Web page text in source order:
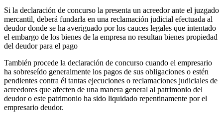
Si la declaración de concurso la presenta un acreedor ante el juzgado
mercantil, deberá fundarla en una reclamación judicial efectuada al
deudor donde se ha averiguado por los cauces legales que intentado
el embargo de los bienes de la empresa no resultan bienes propiedad
del deudor para el pago
También procede la declaración de concurso cuando el empresario
ha sobreseído generalmente los pagos de sus obligaciones o estén
pendientes contra él tantas ejecuciones o reclamaciones judiciales de
acreedores que afecten de una manera general al patrimonio del
deudor o este patrimonio ha sido liquidado repentinamente por el
empresario deudor.